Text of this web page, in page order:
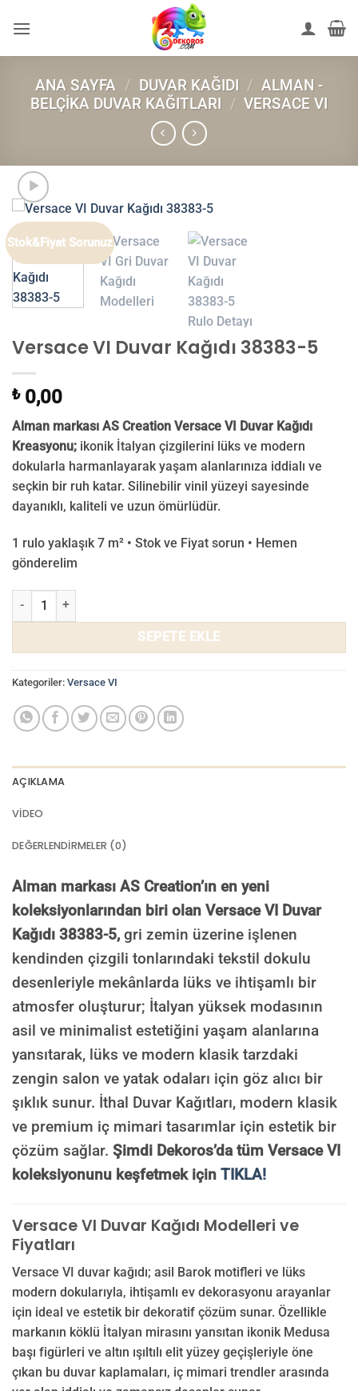
atla
ANA SAYFA / DUVAR KAĞIDI / ALMAN -
BELÇIKA DUVAR KAĞITLARI / VERSACE VI
Stok&Fiyat Sorunuz
Versace VI Duvar Kağıdı 38383-5
₺0,00
Alman markası AS Creation Versace VI Duvar Kağıdı
Kreasyonu; ikonik İtalyan çizgilerini lüks ve modern
dokularla harmanlayarak yaşam alanlarınıza iddialı ve
seçkin bir ruh katar. Silinebilir vinil yüzeyi sayesinde
dayanıklı, kaliteli ve uzun ömürlüdür.
1 rulo yaklaşık 7 m² • Stok ve Fiyat sorun • Hemen
gönderelim
Versace VI Duvar Kağıdı 38383-5 adet
SEPETE EKLE
Kategoriler: Versace VI
AÇIKLAMA
VIDEO
DEĞERLENDIRMELER (0)
Alman markası AS Creation’ın en yeni
koleksiyonlarından biri olan Versace VI Duvar
Kağıdı 38383-5, gri zemin üzerine işlenen
kendinden çizgili tonlarındaki tekstil dokulu
desenleriyle mekânlarda lüks ve ihtişamlı bir
atmosfer oluşturur; İtalyan yüksek modasının
asil ve minimalist estetiğini yaşam alanlarına
yansıtarak, lüks ve modern klasik tarzdaki
zengin salon ve yatak odaları için göz alıcı bir
şıklık sunur. İthal Duvar Kağıtları, modern klasik
ve premium iç mimari tasarımlar için estetik bir
çözüm sağlar. Şimdi Dekoros’da tüm Versace VI
koleksiyonunu keşfetmek için TIKLA!
Versace VI Duvar Kağıdı Modelleri ve
Fiyatları
Versace VI duvar kağıdı; asil Barok motifleri ve lüks
modern dokularıyla, ihtişamlı ev dekorasyonu arayanlar
için ideal ve estetik bir dekoratif çözüm sunar. Özellikle
markanın köklü İtalyan mirasını yansıtan ikonik Medusa
başı figürleri ve altın ışıltılı elit yüzey geçişleriyle öne
çıkan bu duvar kaplamaları, iç mimari trendler arasında